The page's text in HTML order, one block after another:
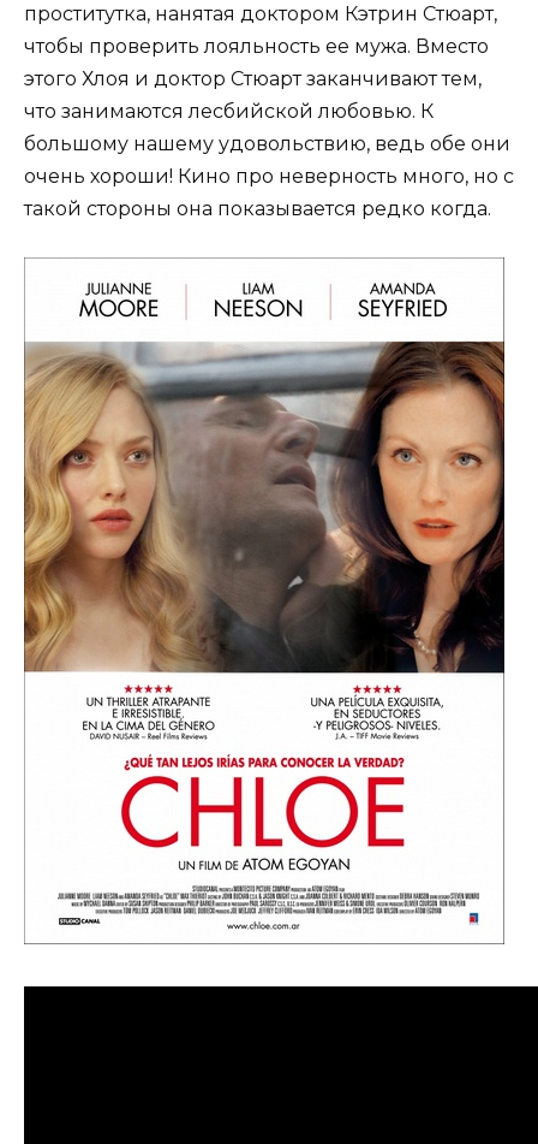
проститутка, нанятая доктором Кэтрин Стюарт,
чтобы проверить лояльность ее мужа. Вместо
этого Хлоя и доктор Стюарт заканчивают тем,
что занимаются лесбийской любовью. К
большому нашему удовольствию, ведь обе они
очень хороши! Кино про неверность много, но с
такой стороны она показывается редко когда.